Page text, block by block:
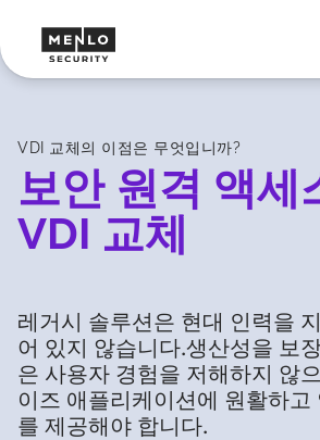
VDI 교체의 이점은 무엇입니까?
보안 원격 액세
VDI 교체
레거시 솔루션은 현대 인력을
어 있지 않습니다.생산성을 보
은 사용자 경험을 저해하지 않
이즈 애플리케이션에 원활하고
를 제공해야 합니다.